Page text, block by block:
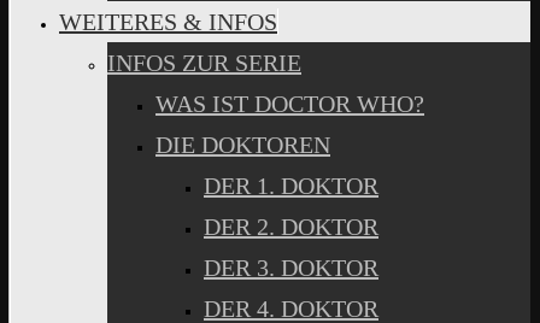
WEITERES & INFOS
INFOS ZUR SERIE
WAS IST DOCTOR WHO?
DIE DOKTOREN
DER 1. DOKTOR
DER 2. DOKTOR
DER 3. DOKTOR
DER 4. DOKTOR